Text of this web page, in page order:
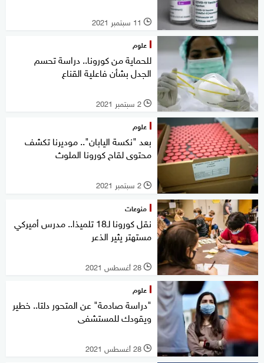
l 11 سبتمبر 2021
علوم
للحماية من كورونا.. دراسة تحسم
الجدل بشأن فاعلية القناع
l 2 سبتمبر 2021
علوم
بعد "نكسة اليابان".. موديرنا تكشف
محتوى لقاح كورونا الملوث
l 2 سبتمبر 2021
منوعات
نقل كورونا لـ18 تلميذا.. مدرس أميركي
مستهتر يثير الذعر
l 28 أغسطس 2021
علوم
"دراسة صادمة" عن المتحور دلتا.. خطير
ويقودك للمستشفى
l 28 أغسطس 2021